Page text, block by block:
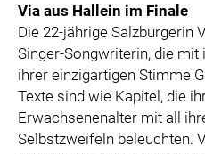
Via aus Hallein im Finale
Die 22-jährige Salzburgerin
Singer-Songwriterin, die
ihrer einzigartigen Stimme
Texte sind wie Kapitel, die
Erwachsenenalter mit all
Selbstzweifeln beleuchten.